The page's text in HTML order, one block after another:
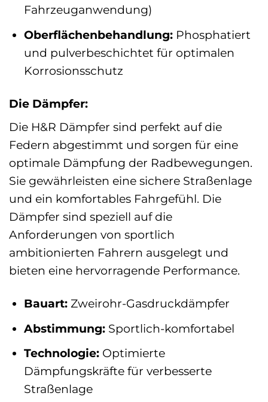
Fahrzeuganwendung)
Oberflächenbehandlung:Phosphatiert
und pulverbeschichtet für optimalen
Korrosionsschutz
Die Dämpfer:
Die H&R Dämpfer sind perfekt auf die
Federn abgestimmt und sorgen für eine
optimale Dämpfung der Radbewegungen.
Sie gewährleisten eine sichere Straßenlage
und ein komfortables Fahrgefühl. Die
Dämpfer sind speziell auf die
Anforderungen von sportlich
ambitionierten Fahrern ausgelegt und
bieten eine hervorragende Performance.
Bauart:Zweirohr-Gasdruckdämpfer
Abstimmung:Sportlich-komfortabel
Technologie:Optimierte
Dämpfungskräfte für verbesserte
Straßenlage